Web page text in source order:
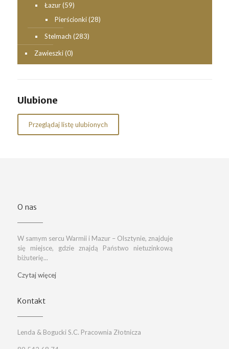
Łazur (59)
Pierścionki (28)
Stelmach (283)
Zawieszki (0)
Ulubione
Przeglądaj listę ulubionych
O nas
W samym sercu Warmii i Mazur – Olsztynie, znajduje
się miejsce, gdzie znajdą Państwo nietuzinkową
biżuterię...
Czytaj więcej
Kontakt
Lenda & Bogucki S.C. Pracownia Złotnicza